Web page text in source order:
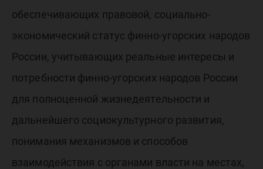
обеспечивающих правовой, социально-
экономический статус финно-угорских народов
России, учитывающих реальные интересы и
потребности финно-угорских народов России
для полноценной жизнедеятельности и
дальнейшего социокультурного развития,
понимания механизмов и способов
взаимодействия с органами власти на местах,